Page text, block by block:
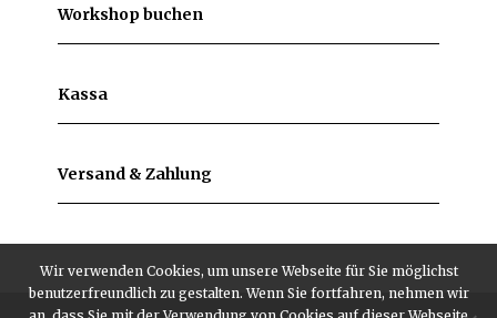
Wir verwenden Cookies, um unsere Webseite für Sie möglichst
benutzerfreundlich zu gestalten. Wenn Sie fortfahren, nehmen wir
Workshop buchen
Kassa
Versand & Zahlung